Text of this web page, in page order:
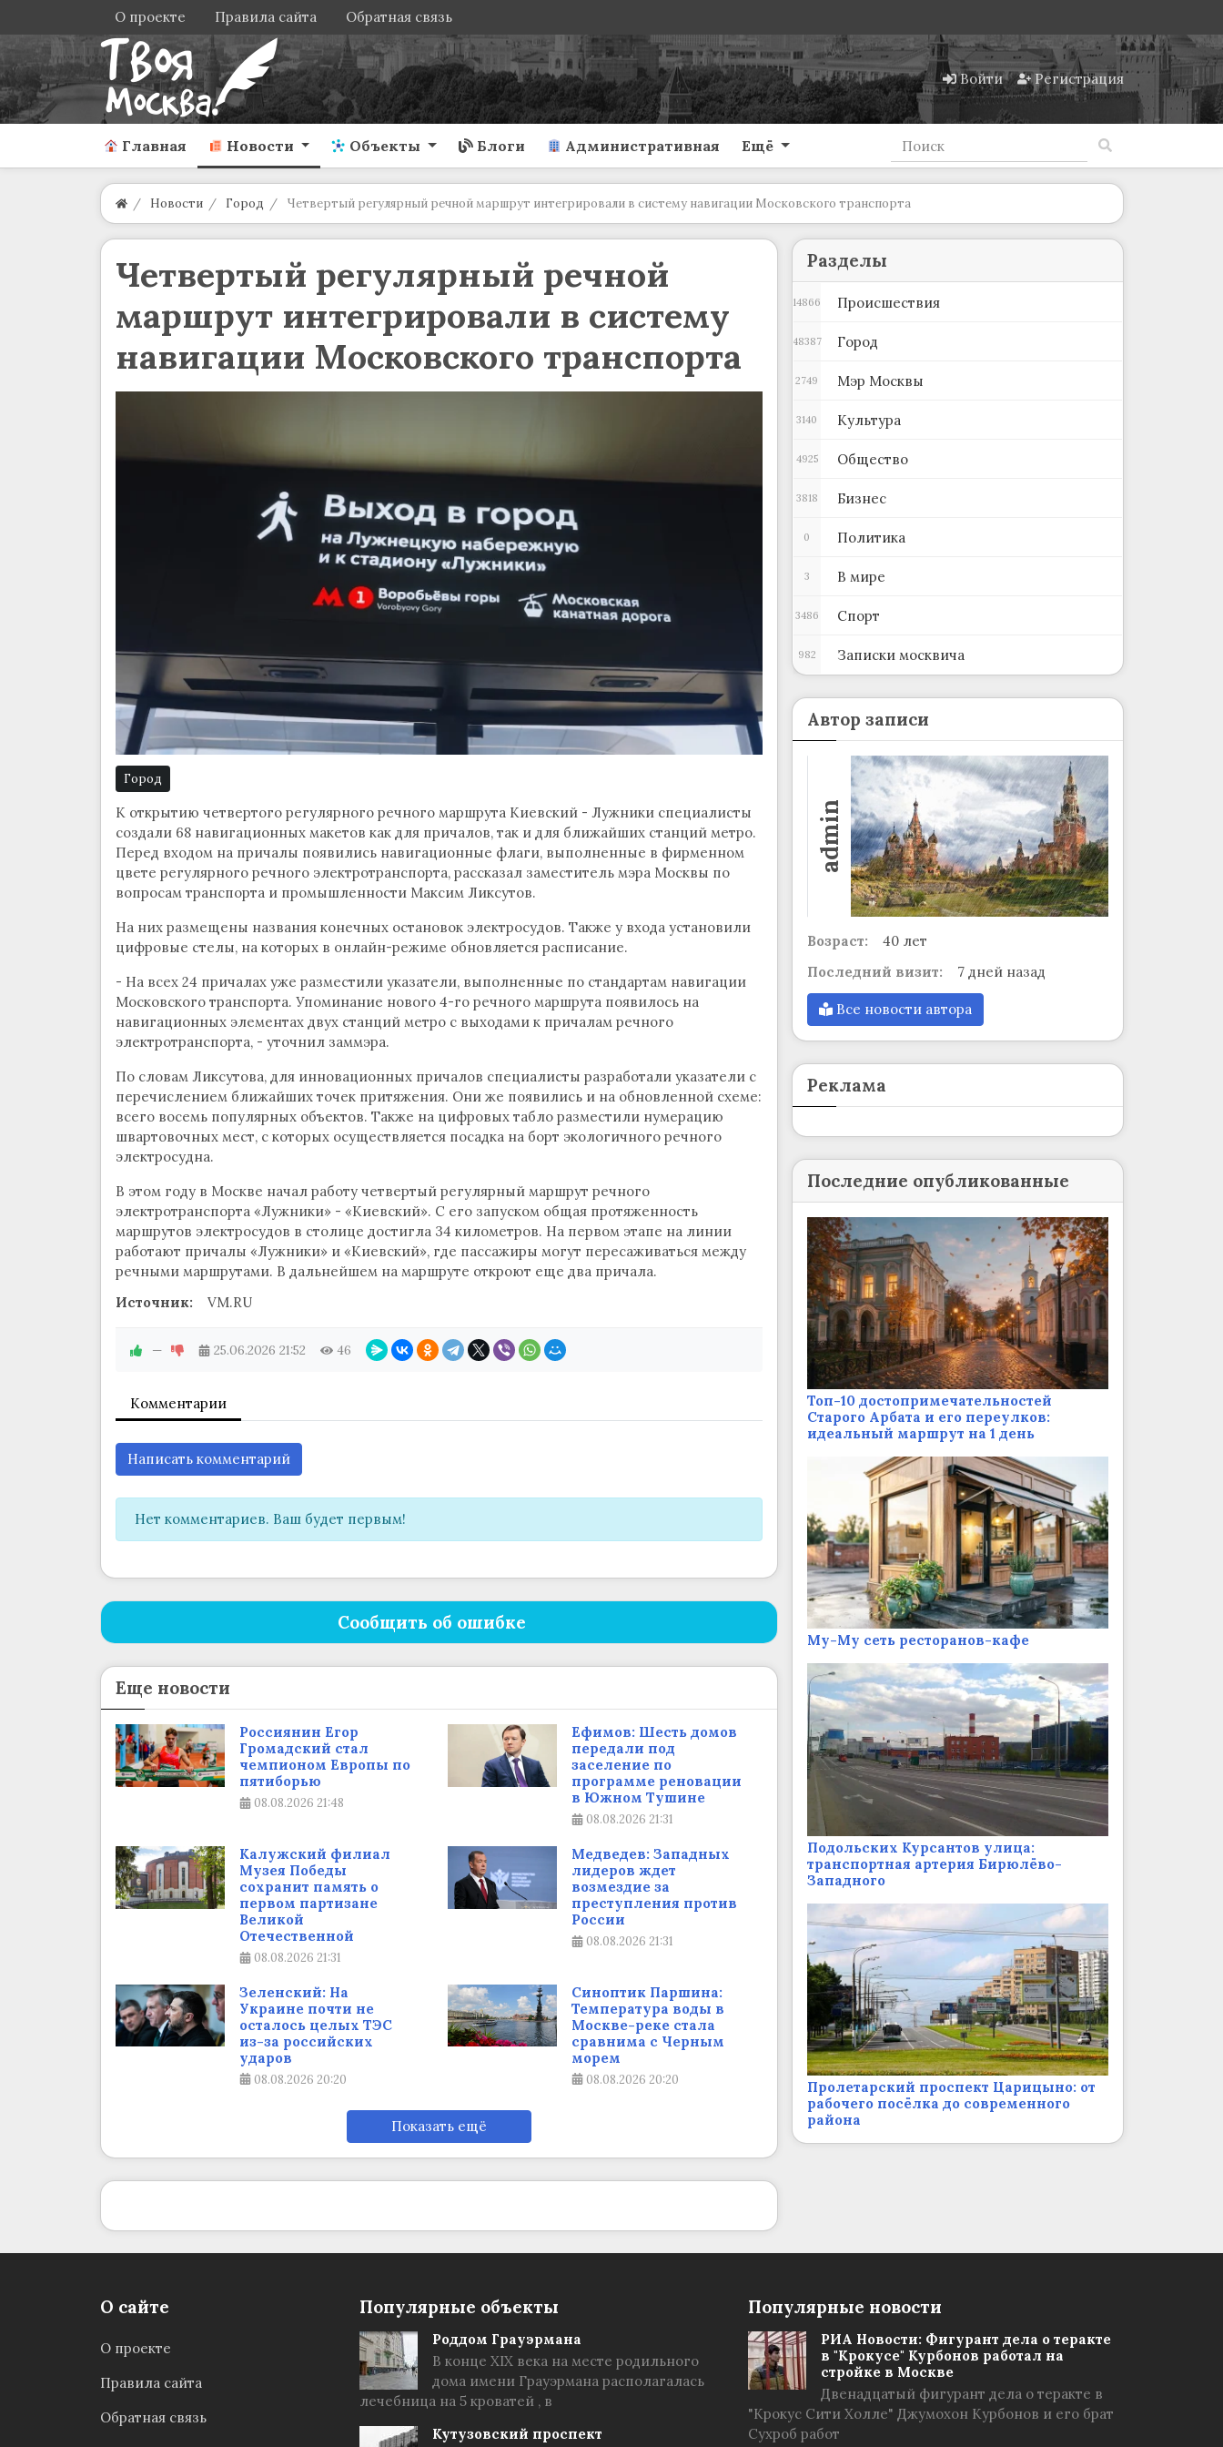
О проекте Правила сайта Обратная связь
Войти Регистрация
Главная Новости Объекты Блоги Административная Ещё
Новости Город Четвертый регулярный речной маршрут интегрировали в систему навигации Московского транспорта
Четвертый регулярный речной
маршрут интегрировали в систему
навигации Московского транспорта
Город
К открытию четвертого регулярного речного маршрута Киевский - Лужники специалисты
создали 68 навигационных макетов как для причалов, так и для ближайших станций метро.
Перед входом на причалы появились навигационные флаги, выполненные в фирменном
цвете регулярного речного электротранспорта, рассказал заместитель мэра Москвы по
вопросам транспорта и промышленности Максим Ликсутов.
На них размещены названия конечных остановок электросудов. Также у входа установили
цифровые стелы, на которых в онлайн-режиме обновляется расписание.
- На всех 24 причалах уже разместили указатели, выполненные по стандартам навигации
Московского транспорта. Упоминание нового 4-го речного маршрута появилось на
навигационных элементах двух станций метро с выходами к причалам речного
электротранспорта, - уточнил заммэра.
По словам Ликсутова, для инновационных причалов специалисты разработали указатели с
перечислением ближайших точек притяжения. Они же появились и на обновленной схеме:
всего восемь популярных объектов. Также на цифровых табло разместили нумерацию
швартовочных мест, с которых осуществляется посадка на борт экологичного речного
электросудна.
В этом году в Москве начал работу четвертый регулярный маршрут речного
электротранспорта «Лужники» - «Киевский». С его запуском общая протяженность
маршрутов электросудов в столице достигла 34 километров. На первом этапе на линии
работают причалы «Лужники» и «Киевский», где пассажиры могут пересаживаться между
речными маршрутами. В дальнейшем на маршруте откроют еще два причала.
Источник:
VM.RU
— 25.06.2026 21:52 46
Комментарии
Написать комментарий
Нет комментариев. Ваш будет первым!
Сообщить об ошибке
Еще новости
Россиянин Егор
Громадский стал
чемпионом Европы по
пятиборью
08.08.2026 21:48
Ефимов: Шесть домов
передали под
заселение по
программе реновации
в Южном Тушине
08.08.2026 21:31
Калужский филиал
Музея Победы
сохранит память о
первом партизане
Великой
Отечественной
08.08.2026 21:31
Медведев: Западных
лидеров ждет
возмездие за
преступления против
России
08.08.2026 21:31
Зеленский: На
Украине почти не
осталось целых ТЭС
из-за российских
ударов
08.08.2026 20:20
Синоптик Паршина:
Температура воды в
Москве-реке стала
сравнима с Черным
морем
08.08.2026 20:20
Показать ещё
Разделы
Происшествия
14866
Город
48387
Мэр Москвы
2749
Культура
3140
Общество
4925
Бизнес
3818
Политика
0
В мире
3
Спорт
3486
Записки москвича
982
Автор записи
admin
Возраст:
40 лет
Последний визит:
7 дней назад
Все новости автора
Реклама
Последние опубликованные
Топ-10 достопримечательностей
Старого Арбата и его переулков:
идеальный маршрут на 1 день
Му-Му сеть ресторанов-кафе
Подольских Курсантов улица:
транспортная артерия Бирюлёво-
Западного
Пролетарский проспект Царицыно: от
рабочего посёлка до современного
района
О сайте
О проекте
Правила сайта
Обратная связь
Популярные объекты
Роддом Грауэрмана
В конце XIX века на месте родильного
дома имени Грауэрмана располагалась
лечебница на 5 кроватей , в
Кутузовский проспект
Популярные новости
РИА Новости: Фигурант дела о теракте
в "Крокусе" Курбонов работал на
стройке в Москве
Двенадцатый фигурант дела о теракте в
"Крокус Сити Холле" Джумохон Курбонов и его брат
Сухроб работ